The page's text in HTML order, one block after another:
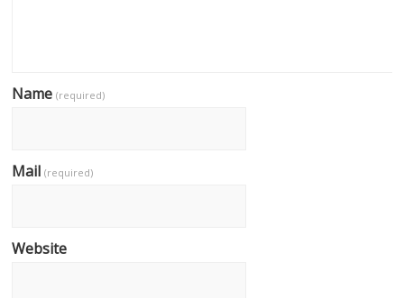
Name(required)
Mail(required)
Website